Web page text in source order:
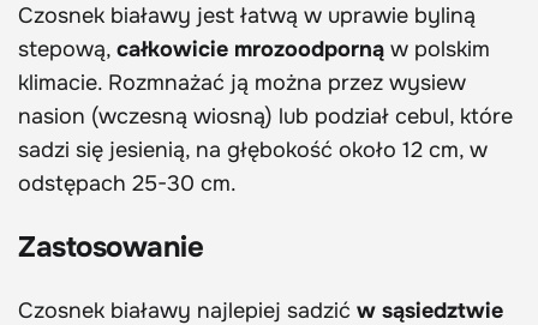
Czosnek białawy jest łatwą w uprawie byliną
stepową, całkowicie mrozoodporną w polskim
klimacie. Rozmnażać ją można przez wysiew
nasion (wczesną wiosną) lub podział cebul, które
sadzi się jesienią, na głębokość około 12 cm, w
odstępach 25-30 cm.
Zastosowanie
Czosnek białawy najlepiej sadzić w sąsiedztwie